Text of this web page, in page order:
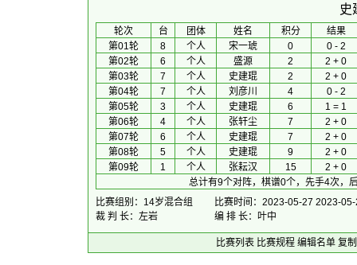
史
轮次 台 团体 姓名 积分
结果
第01轮
8 个人 宋一琥 0
0 - 2
第02轮
6 个人 盛源 2
2 + 0
第03轮
7 个人 史建琨 2
2 + 0
第04轮
7 个人 刘彦川 4
0 - 2
第05轮
3 个人 史建琨 6
1 = 1
第06轮
4 个人 张轩尘 7
2 + 0
第07轮
6 个人 史建琨 7
2 + 0
第08轮
5 个人 史建琨 9
2 + 0
第09轮
1 个人 张耘汉 15
2 + 0
总计有9个对阵，棋谱0个，先手4次，
比赛组别：14岁混合组
比赛时间：2023-05-27 2023-
裁 判 长：左岩
编 排 长：叶中
比赛列表 比赛规程 编辑名单 复